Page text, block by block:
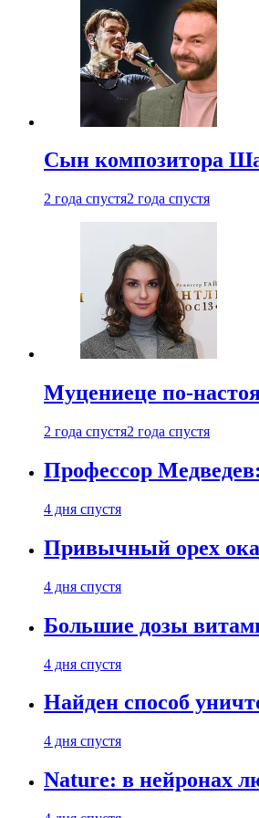
Сын композитора
2 года спустя2 года спустя
Муцениеце по-
2 года спустя2 года спустя
Профессор
4 дня спустя
Привычный орех
4 дня спустя
Большие дозы
4 дня спустя
Найден способ
4 дня спустя
Nature: в нейронах